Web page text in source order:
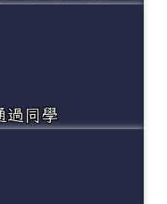
過同學